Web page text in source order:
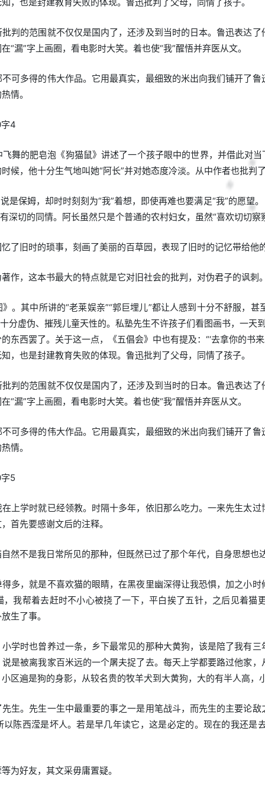
判的范围就不仅仅是国内了，还涉及到当时的日本。鲁迅表达
“漏”字上画圈，看电影时大笑。着也使“我”醒悟并弃医从文。
可多得的伟大作品。它用最真实，最细致的米出向我们铺开了
情。
4
舞的肥皂泡《狗猫鼠》讲述了一个孩子眼中的世界，并借此对
候，他十分生气地叫她“阿长”并对她态度冷淡。从中作者也批判
是保姆，却时时刻刻为“我”着想，即使再难也要满足“我”的愿望
深切的同情。阿长虽然只是个普通的农村妇女，虽然“喜欢切切
了旧时的琐事，刻画了美丽的百草园，表现了旧时的记忆带给
作，这本书最大的特点就是它对旧社会的批判，对伪君子的讽刺
。其中所讲的“老莱娱亲”“郭巨埋儿”都让人感到十分不舒服，
分虚伪、摧残儿童天性的。私塾先生不许孩子们看图画书，一天
东西罢了。关于这一点，《五倡会》中也有提及：“‘去拿你的书
，也是封建教育失败的体现。鲁迅批判了父母，同情了孩子。
判的范围就不仅仅是国内了，还涉及到当时的日本。鲁迅表达
“漏”字上画圈，看电影时大笑。着也使“我”醒悟并弃医从文。
可多得的伟大作品。它用最真实，最细致的米出向我们铺开了
情。
5
上学时就已经领教。时隔十多年，依旧那么吃力。一来先生太
首先要感谢文后的注释。
然不是我日常所见的那种，但既然已过了那个年代，自身思想也
多，就是不喜欢猫的眼睛，在黑夜里幽深得让我恐惧，加之小
我帮着去赶时不小心被挠了一下，平白挨了五针，之后见着
生了事。
学时也曾养过一条，乡下最常见的那种大黄狗，该是陪了我有
是被离我家百米远的一个屠夫捉了去。每天上学都要路过他家
区遍是狗的身影，从较名贵的牧羊犬到大黄狗，大的有半人高
生。先生一生中最重要的事之一是用笔战斗，而先生的主要论
陈西滢是坏人。若是早几年读它，这是必定的。现在的我还
为好友，其文采毋庸置疑。